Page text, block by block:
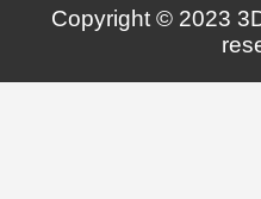
Copyright © 2023